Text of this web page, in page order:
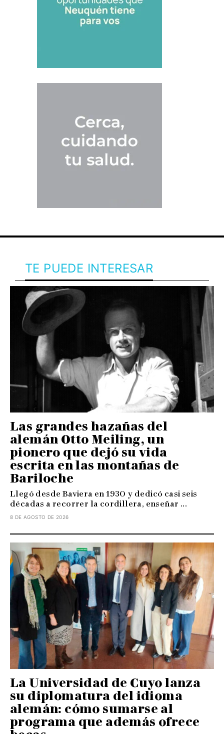
TE PUEDE INTERESAR
Las grandes hazañas del
alemán Otto Meiling, un
pionero que dejó su vida
escrita en las montañas de
Bariloche
Llegó desde Baviera en 1930 y dedicó casi seis
décadas a recorrer la cordillera, enseñar ...
8 DE AGOSTO DE 2026
La Universidad de Cuyo lanza
su diplomatura del idioma
alemán: cómo sumarse al
programa que además ofrece